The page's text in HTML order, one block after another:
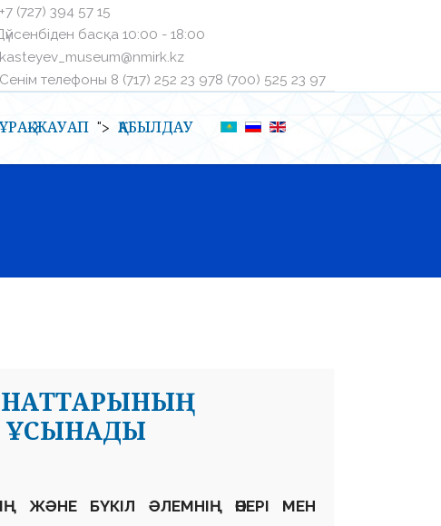
+7 (727) 394 57 15
басқа ㅤ10:00 - 18:00
kasteyev_museum@nmirk.kz
Сенім телефоныㅤ 8 (717) 252 23 97ㅤ8 (700) 525 23 97
ЖАУАП "> ҚАБЫЛДАУ
ҰСЫНАДЫ
ЖӘНЕ БҮКІЛ ӘЛЕМНІҢ ӨНЕРІ МЕН